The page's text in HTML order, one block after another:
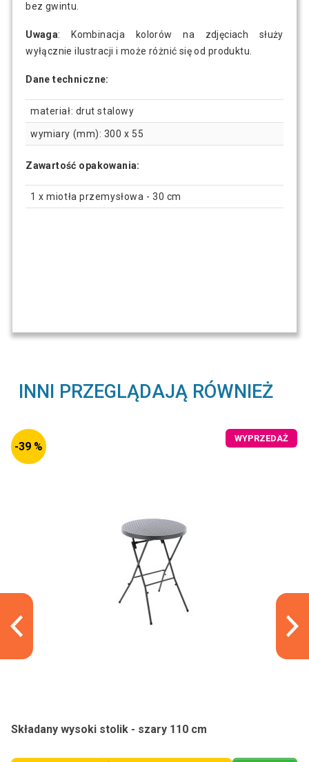
bez gwintu.
Uwaga: Kombinacja kolorów na zdjęciach służy
wyłącznie ilustracji i może różnić się od produktu.
Dane techniczne:
materiał: drut stalowy
wymiary (mm): 300 x 55
Zawartość opakowania:
1 x miotła przemysłowa - 30 cm
INNI PRZEGLĄDAJĄ RÓWNIEŻ
-39 %
WYPRZEDAŻ
Składany wysoki stolik - szary 110 cm